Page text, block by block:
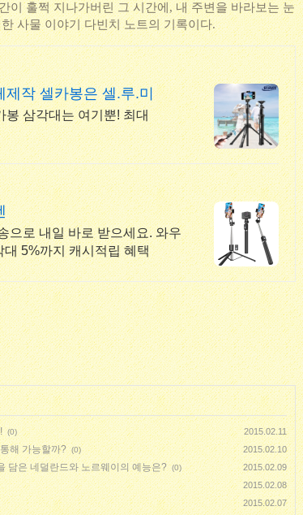
이 훌쩍 지나가버린 그 시간에, 내 주변을 바라보는 눈
사물 이야기 다빈치 노트의 기록이다.
제작 셀카봉은 셀.루.미
봉 삼각대는 여기뿐! 최대
으로 내일 바로 받으세요. 와우
5%까지 캐시적립 혜택
(0) 2015.02.11
해 가능할까? (0) 2015.02.10
담은 네덜란드와 노르웨이의 예능은? (0) 2015.02.09
2015.02.08
2015.02.07